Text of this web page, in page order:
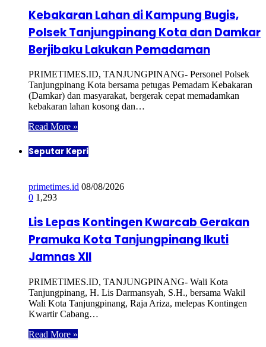
Kebakaran Lahan di Kampung Bugis,
Polsek Tanjungpinang Kota dan Damkar
Berjibaku Lakukan Pemadaman
PRIMETIMES.ID, TANJUNGPINANG- Personel Polsek
Tanjungpinang Kota bersama petugas Pemadam Kebakaran
(Damkar) dan masyarakat, bergerak cepat memadamkan
kebakaran lahan kosong dan…
Read More »
Seputar Kepri
primetimes.id 08/08/2026
0 1,293
Lis Lepas Kontingen Kwarcab Gerakan
Pramuka Kota Tanjungpinang Ikuti
Jamnas XII
PRIMETIMES.ID, TANJUNGPINANG- Wali Kota
Tanjungpinang, H. Lis Darmansyah, S.H., bersama Wakil
Wali Kota Tanjungpinang, Raja Ariza, melepas Kontingen
Kwartir Cabang…
Read More »